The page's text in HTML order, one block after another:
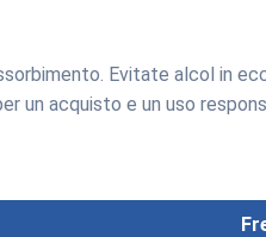
Evitate alcol in
un acquisto e un uso